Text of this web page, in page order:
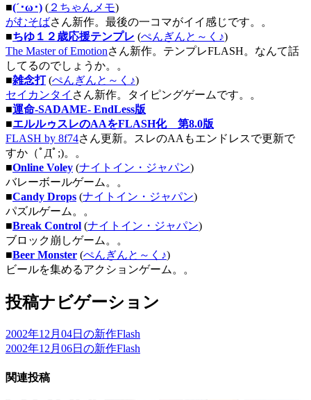
■(´･ω･) ( ２ちゃんメモ)
がむそばさん新作。最後の一コマがイイ感じです。。
■ちゆ１２歳応援テンプレ (ぺんぎんと～く♪)
The Master of Emotionさん新作。テンプレFLASH。なんて話
してるのでしょうか。。
■雑念打(ぺんぎんと～く♪)
セイカンタイ さん新作。タイピングゲームです。。
■運命-SADAME- EndLess版
■エルルゥスレのAAをFLASH化 第8.0版
FLASH by 8f74さん更新。スレのAAもエンドレスで更新で
すか（ﾟДﾟ;)。。
■Online Voley (ナイトイン・ジャパン)
バレーボールゲーム。。
■Candy Drops (ナイトイン・ジャパン)
パズルゲーム。。
■Break Control (ナイトイン・ジャパン)
ブロック崩しゲーム。。
■Beer Monster (ぺんぎんと～く♪)
ビールを集めるアクションゲーム。。
投稿ナビゲーション
2002年12月04日の新作Flash
2002年12月06日の新作Flash
関連投稿